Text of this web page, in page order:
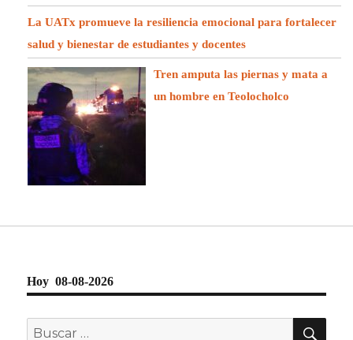
La UATx promueve la resiliencia emocional para fortalecer
salud y bienestar de estudiantes y docentes
Tren amputa las piernas y mata a
un hombre en Teolocholco
Hoy 08-08-2026
Buscar